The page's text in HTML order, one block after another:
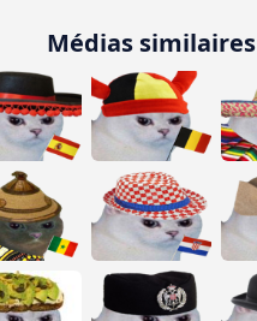
Médias similaires